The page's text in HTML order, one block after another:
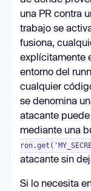
una PR contra
trabajo se
fusiona,
explícitamente
entorno del
cualquier
se denomina
atacante
mediante una
atacante sin
Si lo necesita